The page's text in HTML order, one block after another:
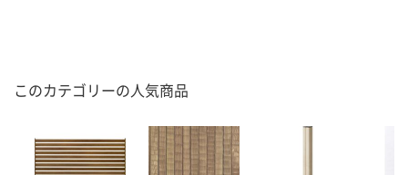
このカテゴリーの人気商品